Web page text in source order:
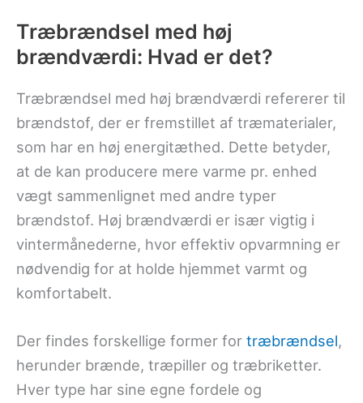
Træbrændsel med høj
brændværdi: Hvad er det?
Træbrændsel med høj brændværdi refererer til
brændstof, der er fremstillet af træmaterialer,
som har en høj energitæthed. Dette betyder,
at de kan producere mere varme pr. enhed
vægt sammenlignet med andre typer
brændstof. Høj brændværdi er især vigtig i
vintermånederne, hvor effektiv opvarmning er
nødvendig for at holde hjemmet varmt og
komfortabelt.
Der findes forskellige former for træbrændsel,
herunder brænde, træpiller og træbriketter.
Hver type har sine egne fordele og